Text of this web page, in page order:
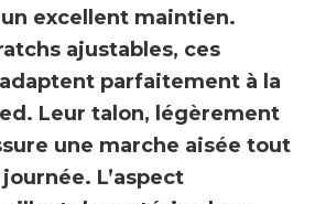
excellent maintien.
ajustables, ces
parfaitement à la
. Leur talon, légèrement
une marche aisée tout
L’aspect